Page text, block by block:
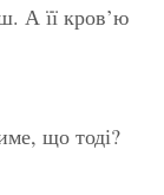
А її кров’ю
що тоді?